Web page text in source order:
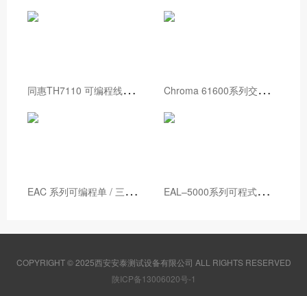
同
惠TH7110 可编程线性交流电源 C
hroma 61600系列交流电源
E
AC 系列可编程单 / 三相交流电源 E
AL–5000系列可程式交流电源
COPYRIGHT © 2025西安安泰测试设备有限公司 ALL RIGHTS RESERVED
陕ICP备13006020号-1